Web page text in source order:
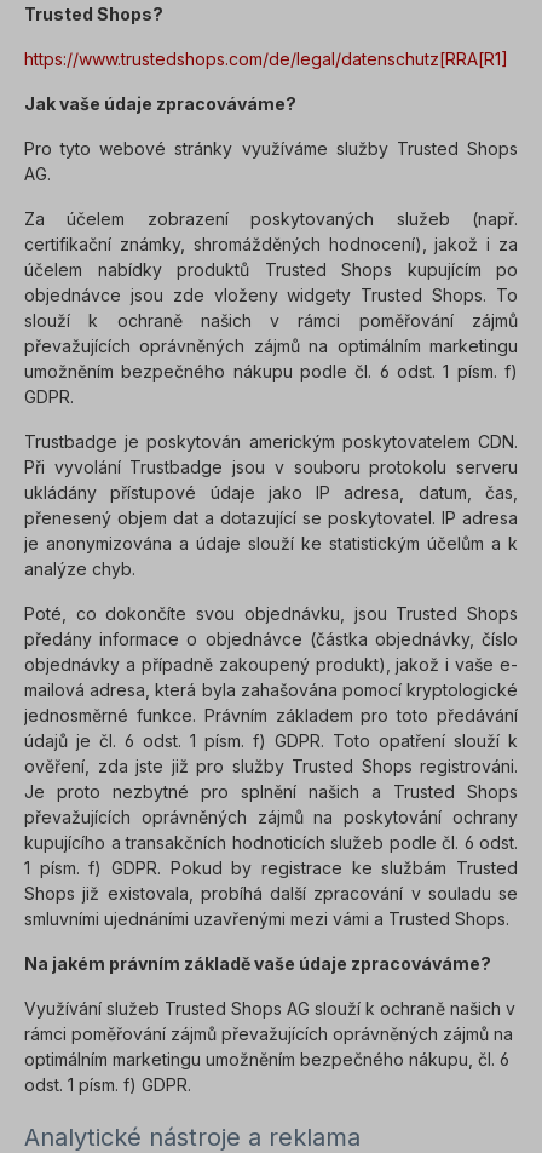
Trusted Shops?
https://www.trustedshops.com/de/legal/datenschutz[RRA[R1]
Jak vaše údaje zpracováváme?
Pro tyto webové stránky využíváme služby Trusted Shops
AG.
Za účelem zobrazení poskytovaných služeb (např.
certifikační známky, shromážděných hodnocení), jakož i za
účelem nabídky produktů Trusted Shops kupujícím po
objednávce jsou zde vloženy widgety Trusted Shops. To
slouží k ochraně našich v rámci poměřování zájmů
převažujících oprávněných zájmů na optimálním marketingu
umožněním bezpečného nákupu podle čl. 6 odst. 1 písm. f)
GDPR.
Trustbadge je poskytován americkým poskytovatelem CDN.
Při vyvolání Trustbadge jsou v souboru protokolu serveru
ukládány přístupové údaje jako IP adresa, datum, čas,
přenesený objem dat a dotazující se poskytovatel. IP adresa
je anonymizována a údaje slouží ke statistickým účelům a k
analýze chyb.
Poté, co dokončíte svou objednávku, jsou Trusted Shops
předány informace o objednávce (částka objednávky, číslo
objednávky a případně zakoupený produkt), jakož i vaše e-
mailová adresa, která byla zahašována pomocí kryptologické
jednosměrné funkce. Právním základem pro toto předávání
údajů je čl. 6 odst. 1 písm. f) GDPR. Toto opatření slouží k
ověření, zda jste již pro služby Trusted Shops registrováni.
Je proto nezbytné pro splnění našich a Trusted Shops
převažujících oprávněných zájmů na poskytování ochrany
kupujícího a transakčních hodnoticích služeb podle čl. 6 odst.
1 písm. f) GDPR. Pokud by registrace ke službám Trusted
Shops již existovala, probíhá další zpracování v souladu se
smluvními ujednáními uzavřenými mezi vámi a Trusted Shops.
Na jakém právním základě vaše údaje zpracováváme?
Využívání služeb Trusted Shops AG slouží k ochraně našich v
rámci poměřování zájmů převažujících oprávněných zájmů na
optimálním marketingu umožněním bezpečného nákupu, čl. 6
odst. 1 písm. f) GDPR.
Analytické nástroje a reklama